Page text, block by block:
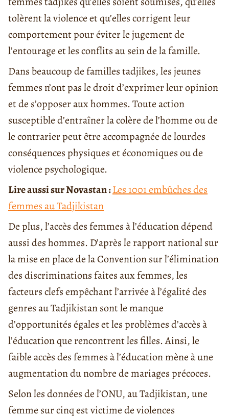
tolèrent la violence et qu’elles corrigent leur
comportement pour éviter le jugement de
l’entourage et les conflits au sein de la famille.
Dans beaucoup de familles tadjikes, les jeunes
femmes n’ont pas le droit d’exprimer leur opinion
et de s’opposer aux hommes. Toute action
susceptible d’entraîner la colère de l’homme ou de
le contrarier peut être accompagnée de lourdes
conséquences physiques et économiques ou de
violence psychologique.
Lire aussi sur Novastan :Les 1001 embûches des
femmes au Tadjikistan
De plus, l’accès des femmes à l’éducation dépend
aussi des hommes. D’après le rapport national sur
la mise en place de la Convention sur l’élimination
des discriminations faites aux femmes, les
facteurs clefs empêchant l’arrivée à l’égalité des
genres au Tadjikistan sont le manque
d’opportunités égales et les problèmes d’accès à
l’éducation que rencontrent les filles. Ainsi, le
faible accès des femmes à l’éducation mène à une
augmentation du nombre de mariages précoces.
Selon les données de l’ONU, au Tadjikistan, une
femme sur cinq est victime de violences